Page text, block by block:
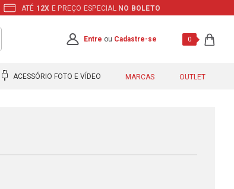
ATÉ 12X E PREÇO ESPECIAL NO BOLETO
Entre ou Cadastre-se 0
ACESSÓRIO FOTO E VÍDEO MARCAS OUTLET